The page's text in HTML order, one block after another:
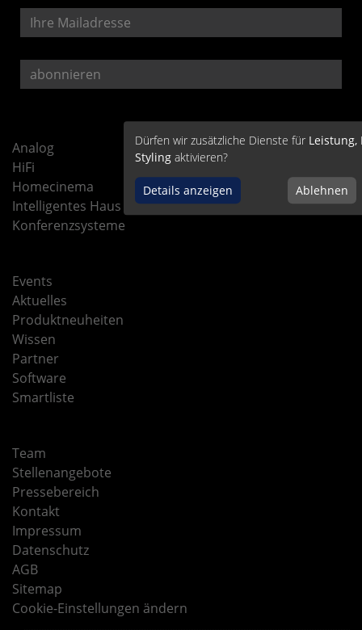
Analog
HiFi
Homecinema
Intelligentes Haus
Konferenzsysteme
Events
Aktuelles
Produktneuheiten
Wissen
Partner
Software
Smartliste
Team
Stellenangebote
Pressebereich
Kontakt
Impressum
Datenschutz
AGB
Sitemap
Cookie-Einstellungen ändern
Dürfen wir zusätzliche Dienste für Leistung,
Stylingaktivieren?
Details anzeigen Ablehnen